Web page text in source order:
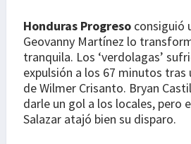
Honduras Progreso consiguió
Geovanny Martínez lo
tranquila. Los ‘verdolagas’
expulsión a los 67 minutos
de Wilmer Crisanto. Bryan
darle un gol a los locales, pero
Salazar atajó bien su disparo.